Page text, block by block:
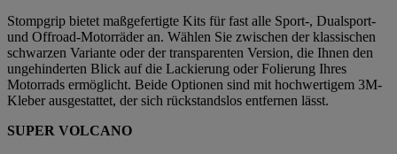
Stompgrip bietet maßgefertigte Kits für fast alle Sport-, Dualsport-
und Offroad-Motorräder an. Wählen Sie zwischen der klassischen
schwarzen Variante oder der transparenten Version, die Ihnen den
ungehinderten Blick auf die Lackierung oder Folierung Ihres
Motorrads ermöglicht. Beide Optionen sind mit hochwertigem 3M-
Kleber ausgestattet, der sich rückstandslos entfernen lässt.
SUPER VOLCANO